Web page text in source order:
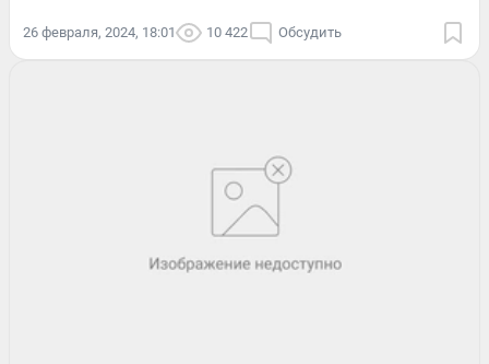
26 февраля, 2024, 18:01 10 422 Обсудить